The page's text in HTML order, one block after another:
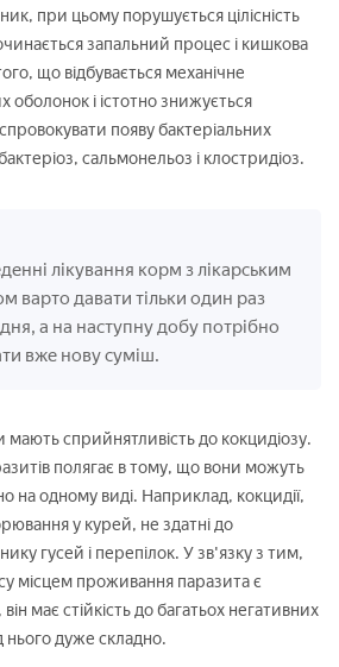
при цьому порушується цілісність
запальний процес і кишкова
що відбувається механічне
і істотно знижується
появу бактеріальних
сальмонельоз і клостридіоз.
лікування корм з лікарським
варто давати тільки один раз
а на наступну добу потрібно
вже нову суміш.
сприйнятливість до кокцидіозу.
полягає в тому, що вони можуть
на одному виді. Наприклад, кокцидії,
у курей, не здатні до
гусей і перепілок. У зв'язку з тим,
місцем проживання паразита є
має стійкість до багатьох негативних
нього дуже складно.